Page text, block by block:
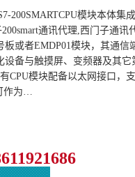
200SMARTCPU模块本体集
通讯代理,西门子通讯
或者EMDP01模块，其通信
设备与触摸屏、变频器及其它
CPU模块配备以太网接口，
作为…